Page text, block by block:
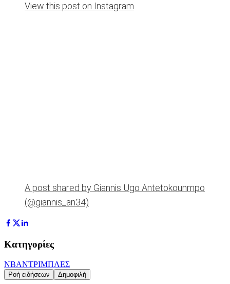
View this post on Instagram
A post shared by Giannis Ugo Antetokounmpo
(@giannis_an34)
Κατηγορίες
NBAΝΤΡΙΜΠΛΕΣ
Ροή ειδήσεων Δημοφιλή